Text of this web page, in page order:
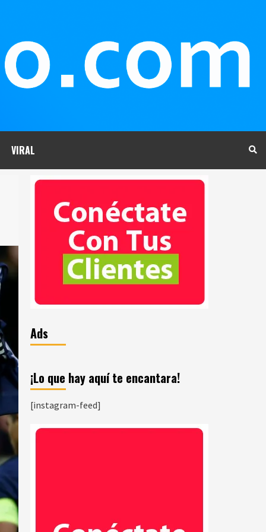
VIRAL
Ads
¡Lo que hay aquí te encantara!
[instagram-feed]